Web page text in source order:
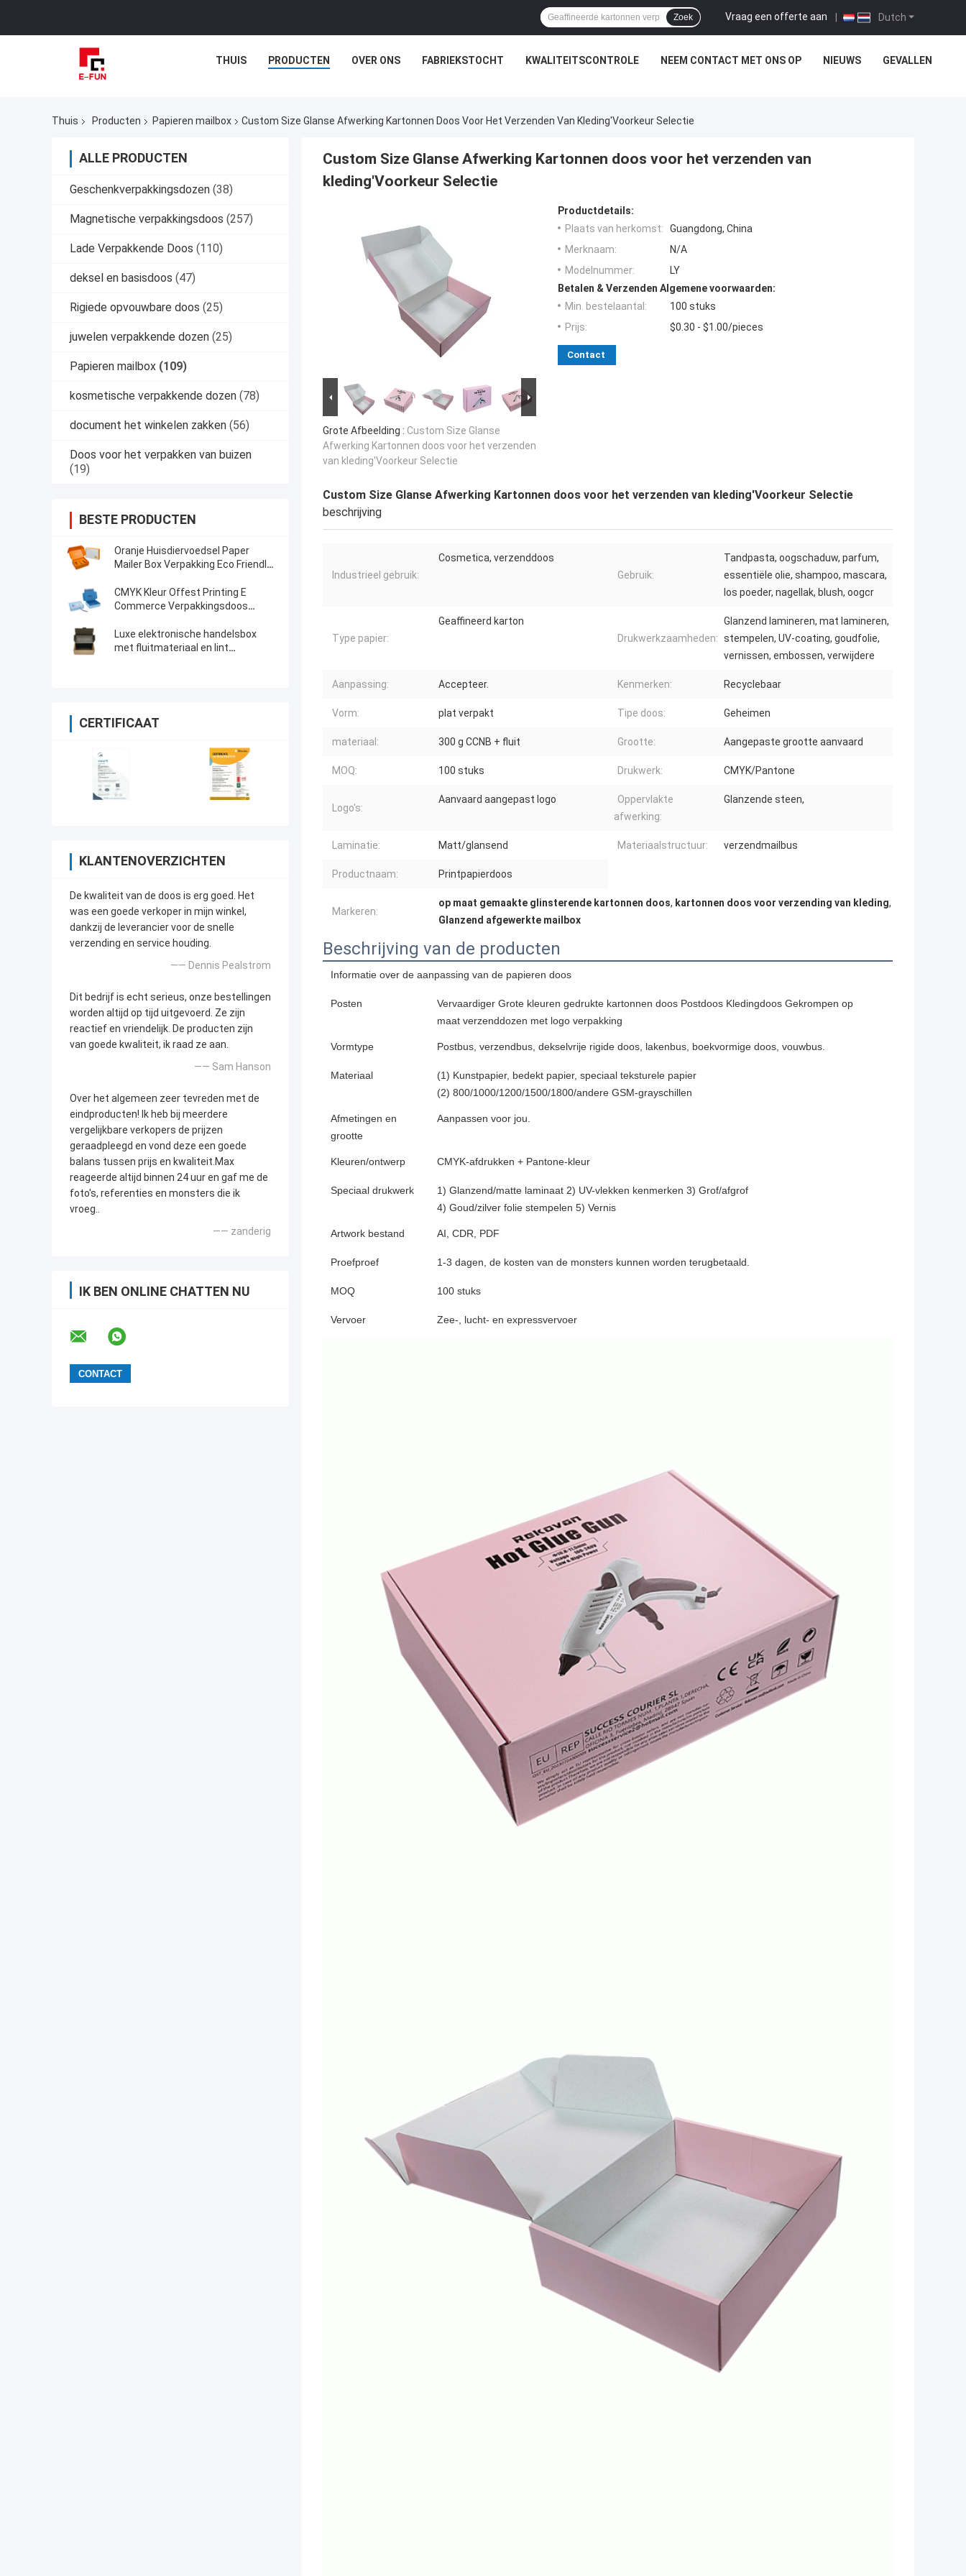
Dutch
Vraag een offerte aan |
Zoek
THUIS PRODUCTEN OVER ONS FABRIEKSTOCHT KWALITEITSCONTROLE NEEM CONTACT MET ONS OP NIEUWS GEVALLEN
Thuis Producten Papieren mailbox Custom Size Glanse Afwerking Kartonnen Doos Voor Het Verzenden Van Kleding'Voorkeur Selectie
ALLE PRODUCTEN
Geschenkverpakkingsdozen (38)
Magnetische verpakkingsdoos (257)
Lade Verpakkende Doos (110)
deksel en basisdoos (47)
Rigiede opvouwbare doos (25)
juwelen verpakkende dozen (25)
Papieren mailbox (109)
kosmetische verpakkende dozen (78)
document het winkelen zakken (56)
Doos voor het verpakken van buizen
(19)
BESTE PRODUCTEN
Oranje Huisdiervoedsel Paper
Mailer Box Verpakking Eco Friendly
CMYK Kleur Offest Printing E
Commerce Verpakkingsdoos
Luxe elektronische handelsbox
met fluitmateriaal en lint
CERTIFICAAT
KLANTENOVERZICHTEN
De kwaliteit van de doos is erg goed. Het
was een goede verkoper in mijn winkel,
dankzij de leverancier voor de snelle
verzending en service houding.
—— Dennis Pealstrom
Dit bedrijf is echt serieus, onze bestellingen
worden altijd op tijd uitgevoerd. Ze zijn
reactief en vriendelijk. De producten zijn
van goede kwaliteit, ik raad ze aan.
—— Sam Hanson
Over het algemeen zeer tevreden met de
eindproducten! Ik heb bij meerdere
vergelijkbare verkopers de prijzen
geraadpleegd en vond deze een goede
balans tussen prijs en kwaliteit.Max
reageerde altijd binnen 24 uur en gaf me de
foto's, referenties en monsters die ik
vroeg..
—— zanderig
IK BEN ONLINE CHATTEN NU
Custom Size Glanse Afwerking Kartonnen doos voor het verzenden van
kleding'Voorkeur Selectie
Grote Afbeelding : Custom Size Glanse
Afwerking Kartonnen doos voor het verzenden
van kleding'Voorkeur Selectie
Productdetails:
Plaats van herkomst:
Guangdong, China
Merknaam:
N/A
Modelnummer:
LY
Betalen & Verzenden Algemene voorwaarden:
Min. bestelaantal:
100 stuks
Prijs:
$0.30 - $1.00/pieces
Contact
Custom Size Glanse Afwerking Kartonnen doos voor het verzenden van kleding'Voorkeur Selectie
beschrijving
Industrieel gebruik:
Cosmetica, verzenddoos
Gebruik:
Tandpasta, oogschaduw, parfum,
essentiële olie, shampoo, mascara,
los poeder, nagellak, blush, oogcr
Type papier:
Geaffineerd karton
Drukwerkzaamheden:
Glanzend lamineren, mat lamineren,
stempelen, UV-coating, goudfolie,
vernissen, embossen, verwijdere
Aanpassing: Accepteer. Kenmerken: Recyclebaar
Vorm: plat verpakt Tipe doos: Geheimen
materiaal: 300 g CCNB + fluit Grootte: Aangepaste grootte aanvaard
MOQ: 100 stuks Drukwerk: CMYK/Pantone
Logo's:
Aanvaard aangepast logo
Oppervlakte
afwerking:
Glanzende steen,
Laminatie: Matt/glansend Materiaalstructuur: verzendmailbus
Productnaam: Printpapierdoos
Markeren:
op maat gemaakte glinsterende kartonnen doos, kartonnen doos voor verzending van kleding,
Glanzend afgewerkte mailbox
Beschrijving van de producten
Informatie over de aanpassing van de papieren doos
Posten
Vervaardiger Grote kleuren gedrukte kartonnen doos Postdoos Kledingdoos Gekrompen op
maat verzenddozen met logo verpakking
Vormtype Postbus, verzendbus, dekselvrije rigide doos, lakenbus, boekvormige doos, vouwbus.
Materiaal
(1) Kunstpapier, bedekt papier, speciaal teksturele papier
(2) 800/1000/1200/1500/1800/andere GSM-grayschillen
Afmetingen en
grootte
Aanpassen voor jou.
Kleuren/ontwerp CMYK-afdrukken + Pantone-kleur
Speciaal drukwerk
1) Glanzend/matte laminaat 2) UV-vlekken kenmerken 3) Grof/afgrof
4) Goud/zilver folie stempelen 5) Vernis
Artwork bestand AI, CDR, PDF
Proefproef 1-3 dagen, de kosten van de monsters kunnen worden terugbetaald.
MOQ 100 stuks
Vervoer Zee-, lucht- en expressvervoer